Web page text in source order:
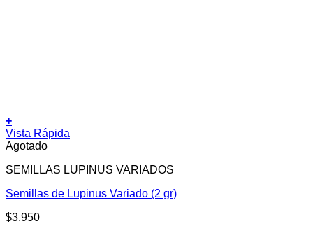
+
Vista Rápida
Agotado
SEMILLAS LUPINUS VARIADOS
Semillas de Lupinus Variado (2 gr)
$3.950